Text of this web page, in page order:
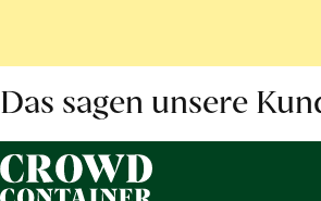
Das sagen unsere